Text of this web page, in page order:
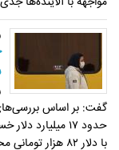
گفت: بر اساس
حدود ۱۷